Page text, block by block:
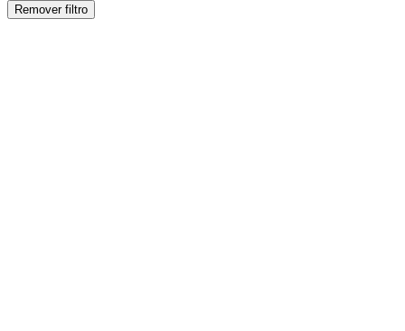
Remover filtro